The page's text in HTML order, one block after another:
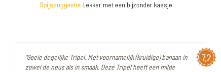
Spijssuggestie Lekker met een bijzonder kaasje
7,2
"Goeie degelijke Tripel. Met voornamelijk (kruidige) banaan in
zowel de neus als in smaak. Deze Tripel heeft een milde